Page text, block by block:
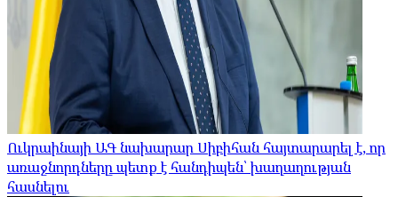
Ուկրաինայի ԱԳ նախարար Սիբիհան հայտարարել է, որ
առաջնորդները պետք է հանդիպեն՝ խաղաղության
հասնելու